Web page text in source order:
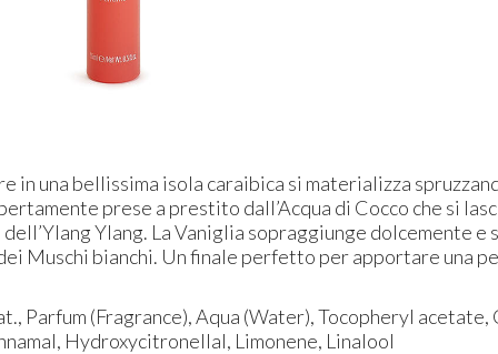
in una bellissima isola caraibica si materializza
prese a prestito dall’Acqua di Cocco che si
Ylang. La Vaniglia sopraggiunge dolcemente
Muschi bianchi. Un finale perfetto per apportare una
Parfum (Fragrance), Aqua (Water), Tocopheryl
Hydroxycitronellal, Limonene, Linalool